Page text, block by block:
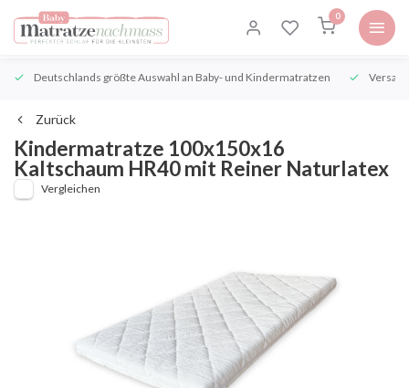
0
Deutschlands größte Auswahl an Baby- und Kindermatratzen
Zurück
Kindermatratze 100x150x16
Kaltschaum HR40 mit Reiner Naturlatex
Vergleichen